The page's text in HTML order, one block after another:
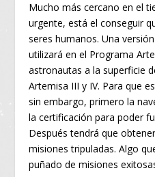
Mucho más cercano en el
urgente, está el conseguir
seres humanos. Una
utilizará en el Programa
astronautas a la superficie
Artemisa III y IV. Para que
sin embargo, primero la
la certificación para poder
Después tendrá que
misiones tripuladas. Algo
puñado de misiones